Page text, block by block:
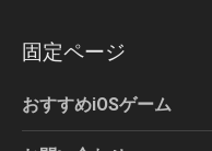
固定ページ
おすすめiOSゲーム